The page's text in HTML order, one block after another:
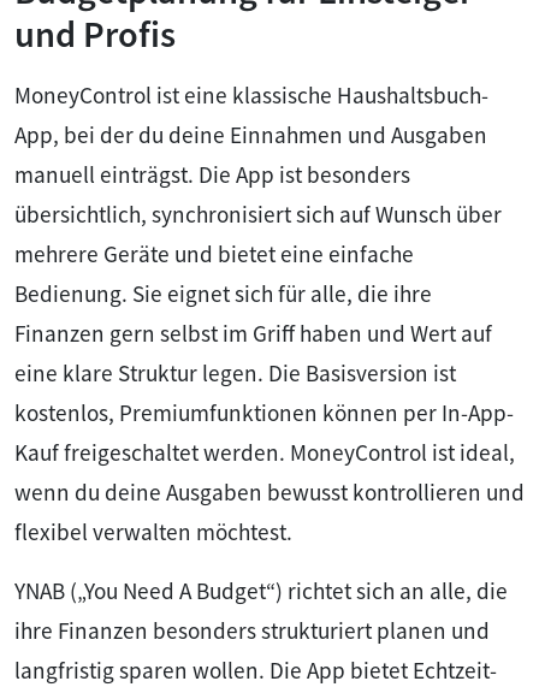
und Profis
MoneyControl ist eine klassische Haushaltsbuch-
App, bei der du deine Einnahmen und Ausgaben
manuell einträgst. Die App ist besonders
übersichtlich, synchronisiert sich auf Wunsch über
mehrere Geräte und bietet eine einfache
Bedienung. Sie eignet sich für alle, die ihre
Finanzen gern selbst im Griff haben und Wert auf
eine klare Struktur legen. Die Basisversion ist
kostenlos, Premiumfunktionen können per In-App-
Kauf freigeschaltet werden. MoneyControl ist ideal,
wenn du deine Ausgaben bewusst kontrollieren und
flexibel verwalten möchtest.
YNAB („You Need A Budget“) richtet sich an alle, die
ihre Finanzen besonders strukturiert planen und
langfristig sparen wollen. Die App bietet Echtzeit-